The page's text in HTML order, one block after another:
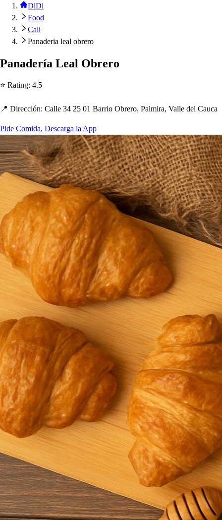
DiDi
Food
Cali
Panaderia leal obrero
Panadería Leal Obrero
⭐ Rating: 4.5
📍 Dirección: Calle 34 25 01 Barrio Obrero, Palmira, Valle del Cauca
Pide Comida, Descarga la App